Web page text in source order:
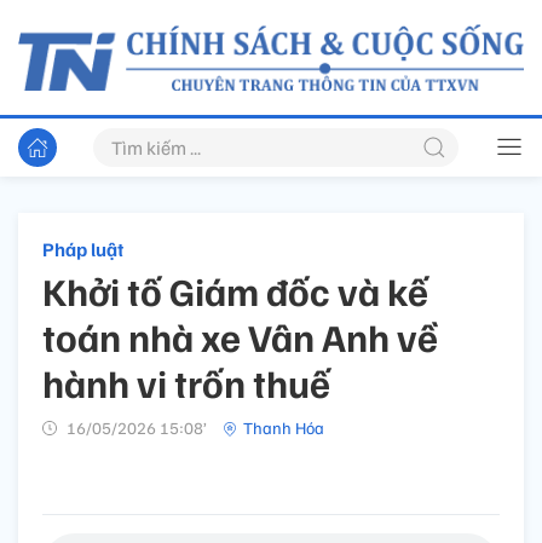
Pháp luật
Khởi tố Giám đốc và kế
toán nhà xe Vân Anh về
hành vi trốn thuế
16/05/2026 15:08’ Thanh Hóa